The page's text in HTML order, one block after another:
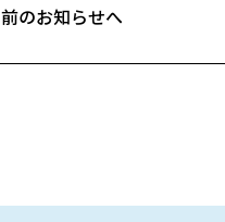
前のお知らせへ